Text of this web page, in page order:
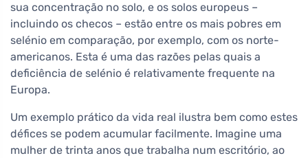
sua concentração no solo, e os solos europeus –
incluindo os checos – estão entre os mais pobres em
selénio em comparação, por exemplo, com os norte-
americanos. Esta é uma das razões pelas quais a
deficiência de selénio é relativamente frequente na
Europa.
Um exemplo prático da vida real ilustra bem como estes
défices se podem acumular facilmente. Imagine uma
mulher de trinta anos que trabalha num escritório, ao